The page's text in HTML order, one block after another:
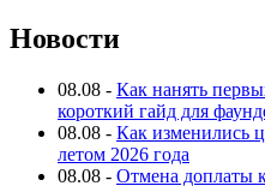
Новости
08.08 - Как нанять
короткий гайд для
08.08 - Как изменились
летом 2026 года
08.08 - Отмена доплаты